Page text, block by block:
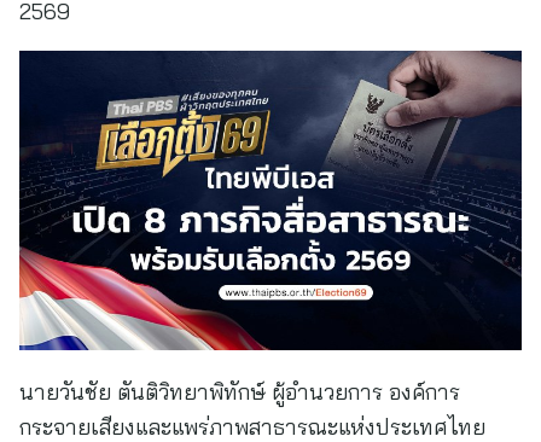
2569
นายวันชัย ตันติวิทยาพิทักษ์ ผู้อำนวยการ องค์การ
กระจายเสียงและแพร่ภาพสาธารณะแห่งประเทศไทย